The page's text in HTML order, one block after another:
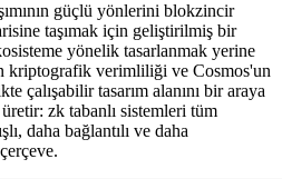
güçlü yönlerini blokzincir
taşımak için geliştirilmiş bir
yönelik tasarlanmak yerine
kriptografik verimliliği ve Cosmos'un
çalışabilir tasarım alanını bir araya
zk tabanlı sistemleri tüm
daha bağlantılı ve daha